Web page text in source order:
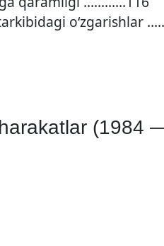
о‘zgarishlar
(1984